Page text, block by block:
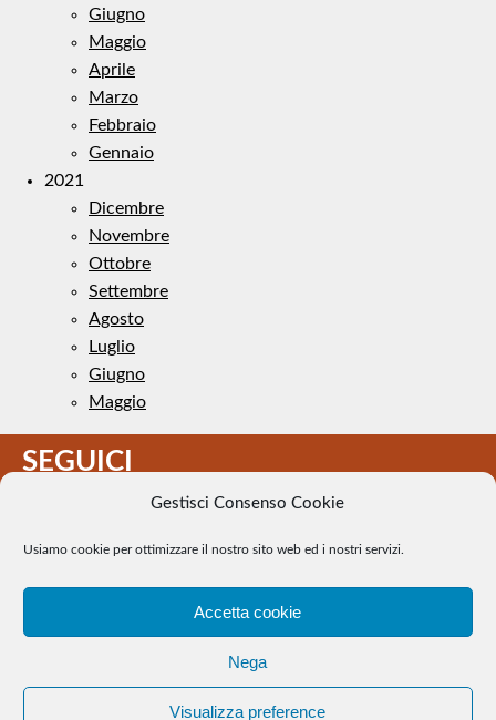
Gestisci Consenso Cookie
Usiamo cookie per ottimizzare il nostro sito web ed i nostri servizi.
Accetta cookie
Nega
Visualizza preference
Giugno
Maggio
Aprile
Marzo
Febbraio
Gennaio
2021
Dicembre
Novembre
Ottobre
Settembre
Agosto
Luglio
Giugno
Maggio
SEGUICI
pubblico dominio. Se il loro uso costituisce una violazione dei